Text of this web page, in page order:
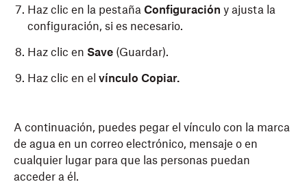
Haz clic en la pestaña Configuración y ajusta la
configuración, si es necesario.
Haz clic en Save (Guardar).
Haz clic en el vínculo Copiar.
A continuación, puedes pegar el vínculo con la marca
de agua en un correo electrónico, mensaje o en
cualquier lugar para que las personas puedan
acceder a él.